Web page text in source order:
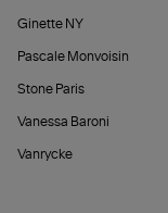
Ginette NY
Pascale Monvoisin
Stone Paris
Vanessa Baroni
Vanrycke